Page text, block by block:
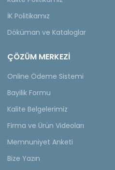
İK Politikamız
Döküman ve Kataloglar
ÇÖZÜM MERKEZİ
Online Ödeme Sistemi
Bayilik Formu
Kalite Belgelerimiz
Firma ve Ürün Videoları
Memnuniyet Anketi
Bize Yazın